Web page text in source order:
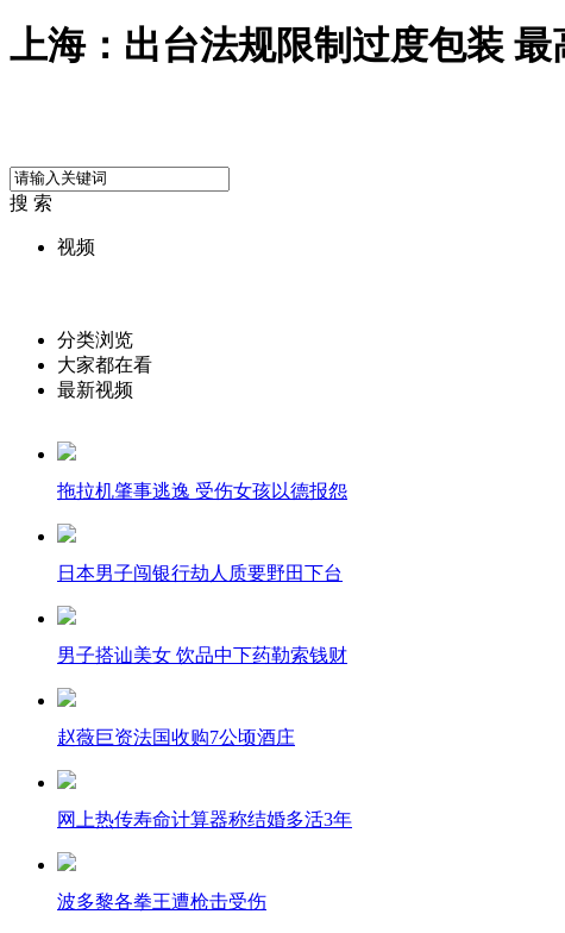
上海：出台法规限制过度包装 最
搜 索
视频
分类浏览
大家都在看
最新视频
拖拉机肇事逃逸 受伤女孩以德报怨
日本男子闯银行劫人质要野田下台
男子搭讪美女 饮品中下药勒索钱财
赵薇巨资法国收购7公顷酒庄
网上热传寿命计算器称结婚多活3年
波多黎各拳王遭枪击受伤